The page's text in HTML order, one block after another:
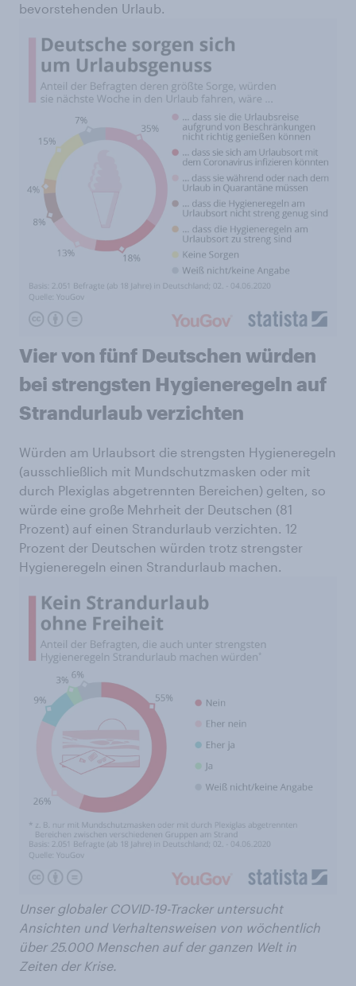
bevorstehenden Urlaub.
Vier von fünf Deutschen würden
bei strengsten Hygieneregeln auf
Strandurlaub verzichten
Würden am Urlaubsort die strengsten Hygieneregeln
(ausschließlich mit Mundschutzmasken oder mit
durch Plexiglas abgetrennten Bereichen) gelten, so
würde eine große Mehrheit der Deutschen (81
Prozent) auf einen Strandurlaub verzichten. 12
Prozent der Deutschen würden trotz strengster
Hygieneregeln einen Strandurlaub machen.
Unser globaler COVID-19-Tracker untersucht
Ansichten und Verhaltensweisen von wöchentlich
über 25.000 Menschen auf der ganzen Welt in
Zeiten der Krise.